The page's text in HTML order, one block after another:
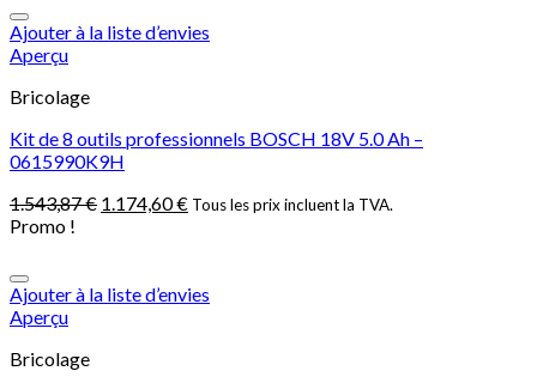
Ajouter à la liste d’envies
Aperçu
Bricolage
Kit de 8 outils professionnels BOSCH 18V 5.0 Ah –
0615990K9H
1.543,87€ 1.174,60€ Tous les prix incluent la TVA.
Promo !
Ajouter à la liste d’envies
Aperçu
Bricolage